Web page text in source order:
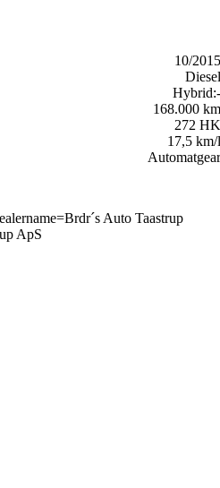
10/2015
Diesel
Hybrid:-
168.000 km
272 HK
17,5 km/l
Automatgear
Auto Taastrup
ApS